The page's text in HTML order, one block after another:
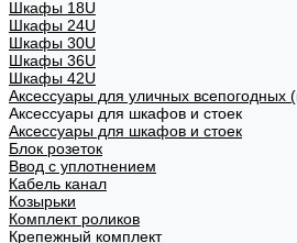
Шкафы 18U
Шкафы 24U
Шкафы 30U
Шкафы 36U
Шкафы 42U
Аксессуары для уличных всепогодных
Аксессуары для шкафов и стоек
Аксессуары для шкафов и стоек
Блок розеток
Ввод с уплотнением
Кабель канал
Козырьки
Комплект роликов
Крепежный комплект